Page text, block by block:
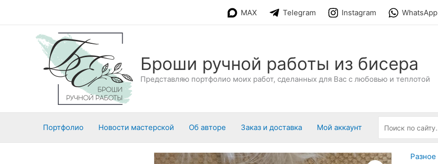
MAX Telegram Instagram WhatsApp
Броши ручной работы из бисера
Представляю портфолио моих работ, сделанных для Вас с любовью и теплотой
Портфолио Новости мастерской Об авторе Заказ и доставка Мой аккаунт
Разное